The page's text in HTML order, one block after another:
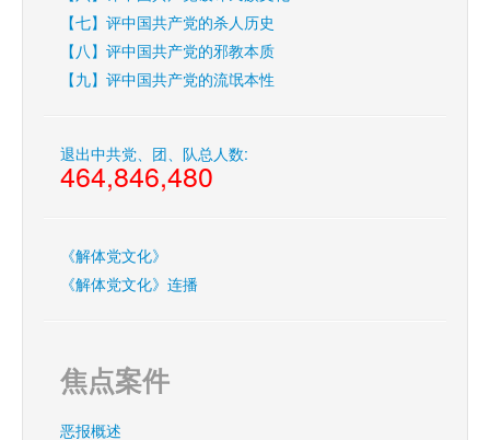
【七】评中国共产党的杀人历史
【八】评中国共产党的邪教本质
【九】评中国共产党的流氓本性
退出中共党、团、队总人数:
464,846,480
《解体党文化》
《解体党文化》连播
焦点案件
恶报概述